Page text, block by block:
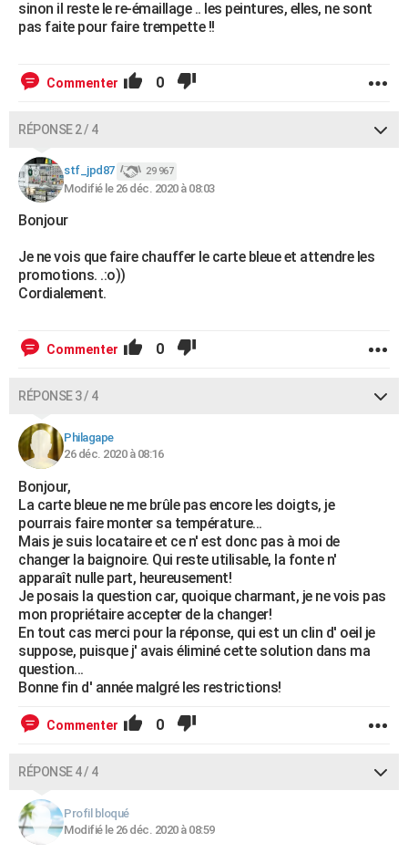
sinon il reste le re-émaillage .. les peintures, elles, ne sont
pas faite pour faire trempette !!
Commenter 0
RÉPONSE 2 / 4
stf_jpd87 29 967
Modifié le 26 déc. 2020 à 08:03
Bonjour
Je ne vois que faire chauffer le carte bleue et attendre les
promotions. .:o))
Cordialement.
Commenter 0
RÉPONSE 3 / 4
Philagape
26 déc. 2020 à 08:16
Bonjour,
La carte bleue ne me brûle pas encore les doigts, je
pourrais faire monter sa température...
Mais je suis locataire et ce n' est donc pas à moi de
changer la baignoire. Qui reste utilisable, la fonte n'
apparaît nulle part, heureusement!
Je posais la question car, quoique charmant, je ne vois pas
mon propriétaire accepter de la changer!
En tout cas merci pour la réponse, qui est un clin d' oeil je
suppose, puisque j' avais éliminé cette solution dans ma
question...
Bonne fin d' année malgré les restrictions!
Commenter 0
RÉPONSE 4 / 4
Profil bloqué
Modifié le 26 déc. 2020 à 08:59